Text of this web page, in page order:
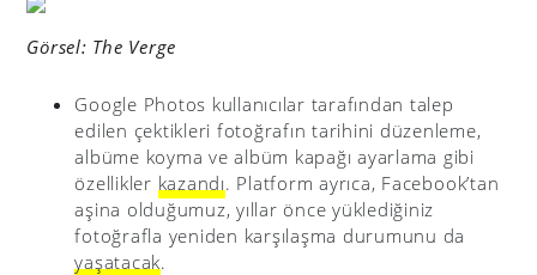
Görsel: The Verge
Google Photos kullanıcılar tarafından talep
edilen çektikleri fotoğrafın tarihini düzenleme,
albüme koyma ve albüm kapağı ayarlama gibi
özellikler kazandı. Platform ayrıca, Facebook’tan
aşina olduğumuz, yıllar önce yüklediğiniz
fotoğrafla yeniden karşılaşma durumunu da
yaşatacak.